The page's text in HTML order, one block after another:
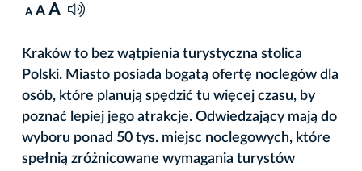
A A A
Kraków to bez wątpienia turystyczna stolica
Polski. Miasto posiada bogatą ofertę noclegów dla
osób, które planują spędzić tu więcej czasu, by
poznać lepiej jego atrakcje. Odwiedzający mają do
wyboru ponad 50 tys. miejsc noclegowych, które
spełnią zróżnicowane wymagania turystów